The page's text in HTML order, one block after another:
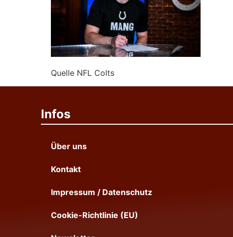
Quelle NFL Colts
Infos
Über uns
Kontakt
Impressum / Datenschutz
Cookie-Richtlinie (EU)